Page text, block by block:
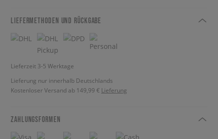
LIEFERMETHODEN UND RÜCKGABE
Lieferzeit 3-5 Werktage
Lieferung nur innerhalb Deutschlands
Kostenloser Versand ab 149,99 € Lieferung
ZAHLUNGSFORMEN